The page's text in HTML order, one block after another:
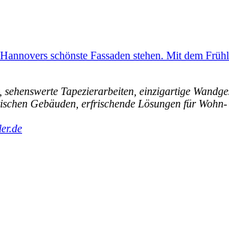
schönste Fassaden stehen. Mit dem
Tapezierarbeiten, einzigartige
Gebäuden, erfrischende Lösungen für